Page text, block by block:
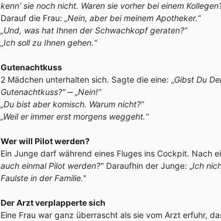
kenn’ sie noch nicht. Waren sie vorher bei einem
Darauf die Frau: „Nein, aber bei meinem Apotheker.“
„Und, was hat Ihnen der Schwachkopf geraten?“
„Ich soll zu Ihnen gehen.“
Gutenachtkuss
2 Mädchen unterhalten sich. Sagte die eine: „Gibst Du
Gutenachtkuss?“‒ „Nein!“
„Du bist aber komisch. Warum nicht?“
„Weil er immer erst morgens weggeht.“
Wer will Pilot werden?
Ein Junge darf während eines Fluges ins Cockpit. Nach
auch einmal Pilot werden?" Daraufhin der Junge: „Ich
Faulste in der Familie."
Der Arzt verplapperte sich
Eine Frau war ganz überrascht als sie vom Arzt erfuhr,